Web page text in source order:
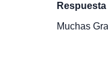
Muchas